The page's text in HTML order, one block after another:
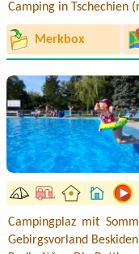
Camping in Tschechien
Merkbox
Campingplaz mit
Gebirgsvorland